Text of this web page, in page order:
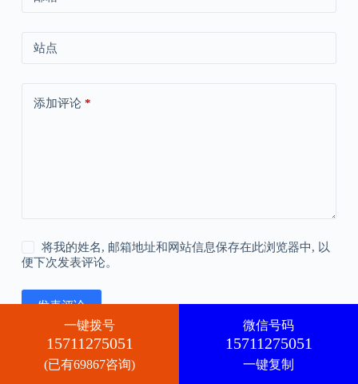
站点
添加评论*
将我的姓名, 邮箱地址和网站信息保存在此浏览器中, 以
便下次发表评论。
发表评论
一键拨号
15711275051
(已有69867咨询)
微信号码
15711275051
一键复制